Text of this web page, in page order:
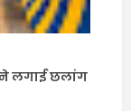
ने लगाई छलांग